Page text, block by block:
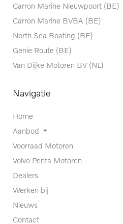
Carron Marine Nieuwpoort (BE)
Carron Marine BVBA (BE)
North Sea Boating (BE)
Genie Route (BE)
Van Dijke Motoren BV (NL)
Navigatie
Home
Aanbod
Voorraad Motoren
Volvo Penta Motoren
Dealers
Werken bij
Nieuws
Contact